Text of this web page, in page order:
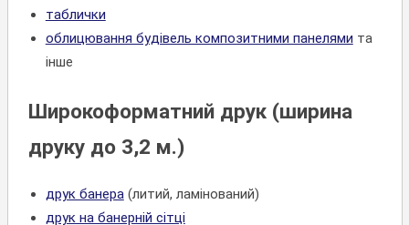
таблички
облицювання будівель композитними панелями та
інше
Широкоформатний друк (ширина
друку до 3,2 м.)
друк банера(литий, ламінований)
друк на банерній сітці